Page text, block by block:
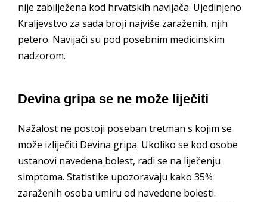
nije zabilježena kod hrvatskih navijača. Ujedinjeno
Kraljevstvo za sada broji najviše zaraženih, njih
petero. Navijači su pod posebnim medicinskim
nadzorom.
Devina gripa se ne može liječiti
Nažalost ne postoji poseban tretman s kojim se
može izliječiti Devina gripa. Ukoliko se kod osobe
ustanovi navedena bolest, radi se na liječenju
simptoma. Statistike upozoravaju kako 35%
zaraženih osoba umiru od navedene bolesti.